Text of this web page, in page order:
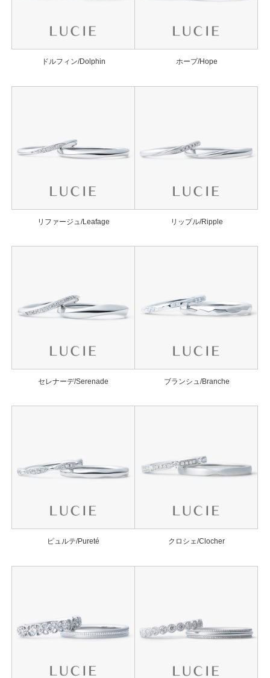
ドルフィン/Dolphin ホープ/Hope
リファージュ/Leafage リップル/Ripple
セレナーデ/Serenade ブランシュ/Branche
ピュルテ/Pureté クロシェ/Clocher